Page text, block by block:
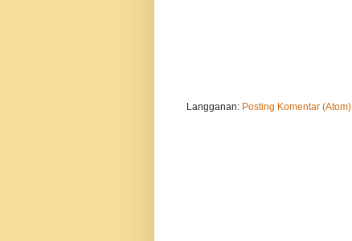
Langganan: Posting Komentar (Atom)